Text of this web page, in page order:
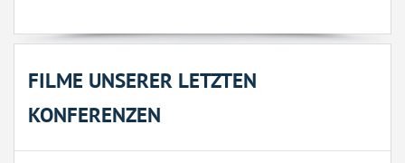
FILME UNSERER LETZTEN
KONFERENZEN